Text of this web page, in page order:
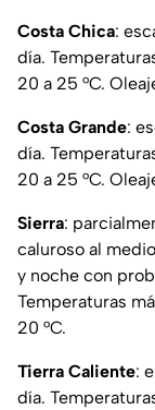
Costa Chica:
día.
20 a 25 °C.
Costa Grande:
día.
20 a 25 °C.
Sierra:
caluroso al
y noche con
Temperaturas
20 °C.
Tierra Caliente:
día.